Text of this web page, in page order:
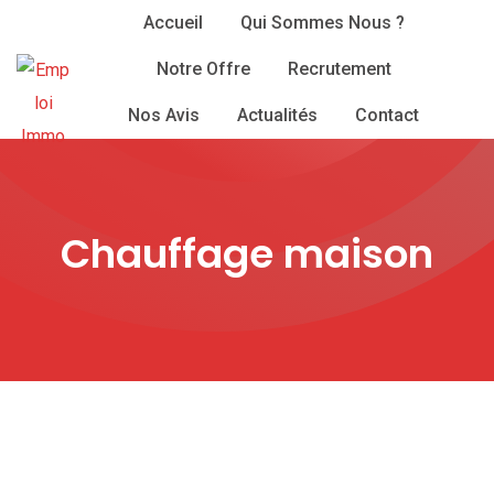
content
Accueil Qui Sommes Nous ?
Notre Offre Recrutement
Nos Avis Actualités Contact
Chauffage maison